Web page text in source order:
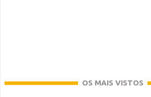
OS MAIS VISTOS